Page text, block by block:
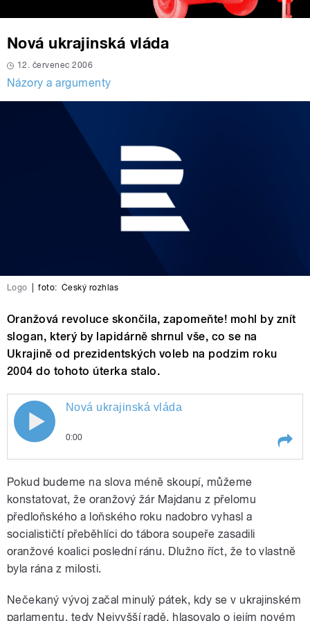
Nová ukrajinská vláda
12. červenec 2006
Názory a argumenty
Logo foto: Český rozhlas
Oranžová revoluce skončila, zapomeňte! mohl by znít
slogan, který by lapidárně shrnul vše, co se na
Ukrajině od prezidentských voleb na podzim roku
2004 do tohoto úterka stalo.
pause
Nová ukrajinská vláda
0:00
Pokud budeme na slova méně skoupí, můžeme
konstatovat, že oranžový žár Majdanu z přelomu
předloňského a loňského roku nadobro vyhasl a
socialističtí přeběhlíci do tábora soupeře zasadili
oranžové koalici poslední ránu. Dlužno říct, že to vlastně
byla rána z milosti.
Nečekaný vývoj začal minulý pátek, kdy se v ukrajinském
parlamentu, tedy Nejvyšší radě, hlasovalo o jejím novém